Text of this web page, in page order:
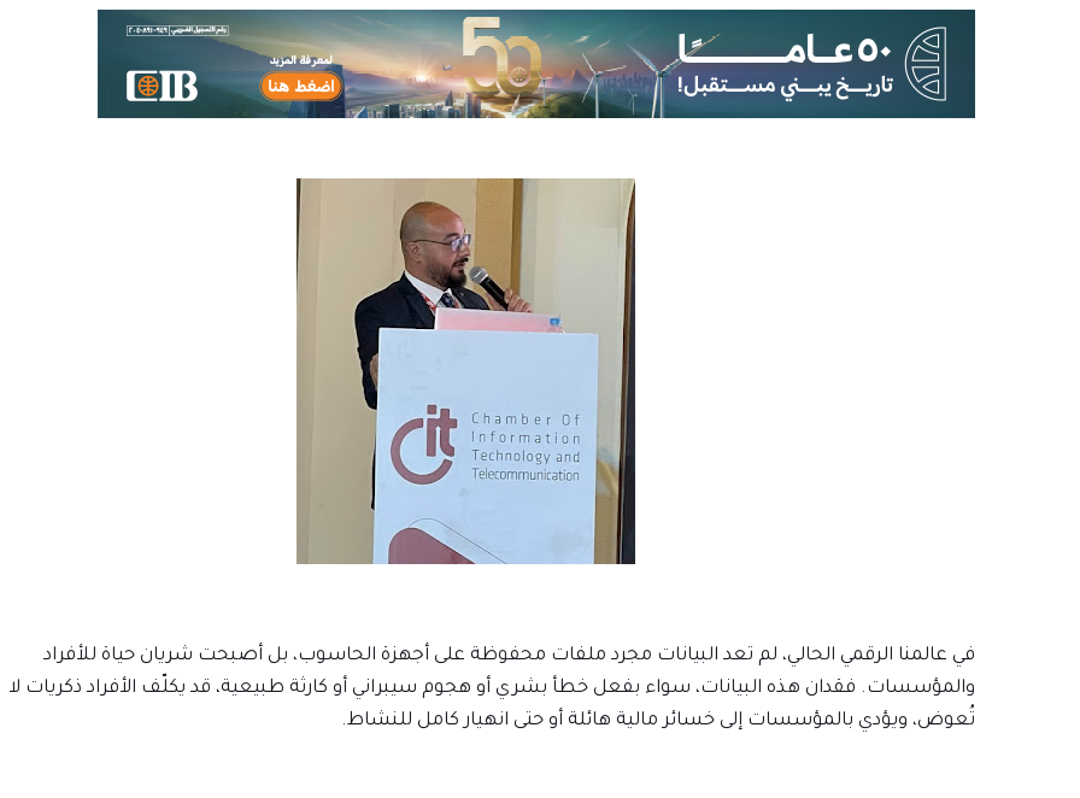
في عالمنا الرقمي الحالي، لم تعد البيانات مجرد ملفات محفوظة على أجهزة الحاسوب، بل أصبحت شريان حياة للأفراد
والمؤسسات. فقدان هذه البيانات، سواء بفعل خطأ بشري أو هجوم سيبراني أو كارثة طبيعية، قد يكلّف الأفراد ذكريات لا
تُعوض، ويؤدي بالمؤسسات إلى خسائر مالية هائلة أو حتى انهيار كامل للنشاط.